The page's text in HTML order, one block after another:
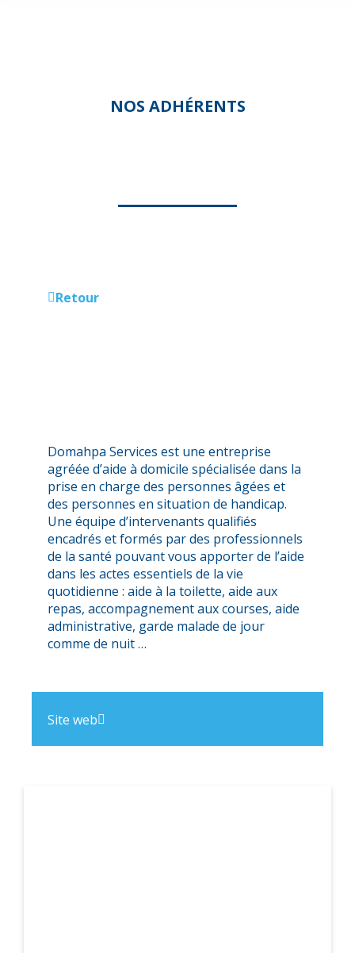
NOS ADHÉRENTS
Retour
Domahpa Services est une entreprise
agréée d’aide à domicile spécialisée dans la
prise en charge des personnes âgées et
des personnes en situation de handicap.
Une équipe d’intervenants qualifiés
encadrés et formés par des professionnels
de la santé pouvant vous apporter de l’aide
dans les actes essentiels de la vie
quotidienne : aide à la toilette, aide aux
repas, accompagnement aux courses, aide
administrative, garde malade de jour
comme de nuit …
Site web